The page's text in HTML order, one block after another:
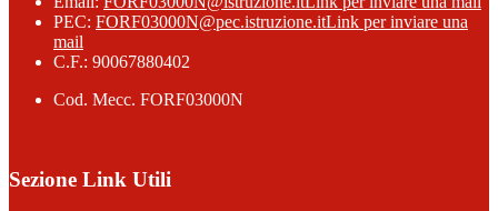
PEC: FORF03000N@pec.istruzione.itLink per inviare una
mail
C.F.: 90067880402
Cod. Mecc. FORF03000N
Sezione Link Utili